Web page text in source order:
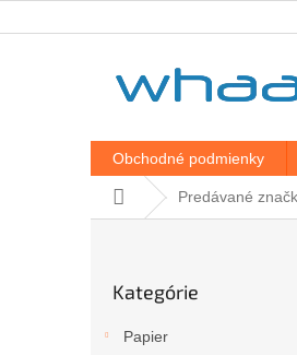
na
Obchodné podmienky
DomovPredávané
kategórie
Kategórie
Papier